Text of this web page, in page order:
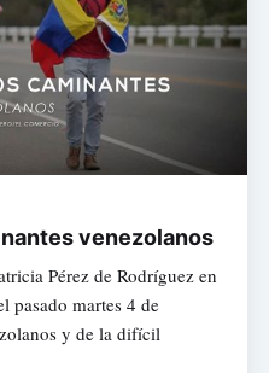
venezolanos
Pérez de Rodríguez en
pasado martes 4 de
y de la difícil